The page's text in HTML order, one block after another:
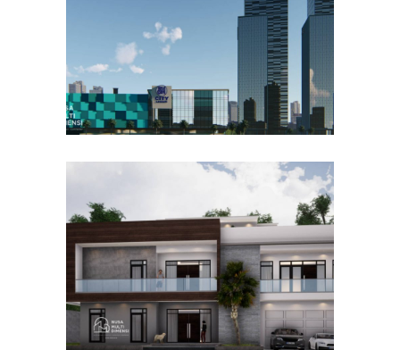
Desain Rumah Bapak Ali di
Lippo Karawaci
DESAIN RUMAH TERBAIK